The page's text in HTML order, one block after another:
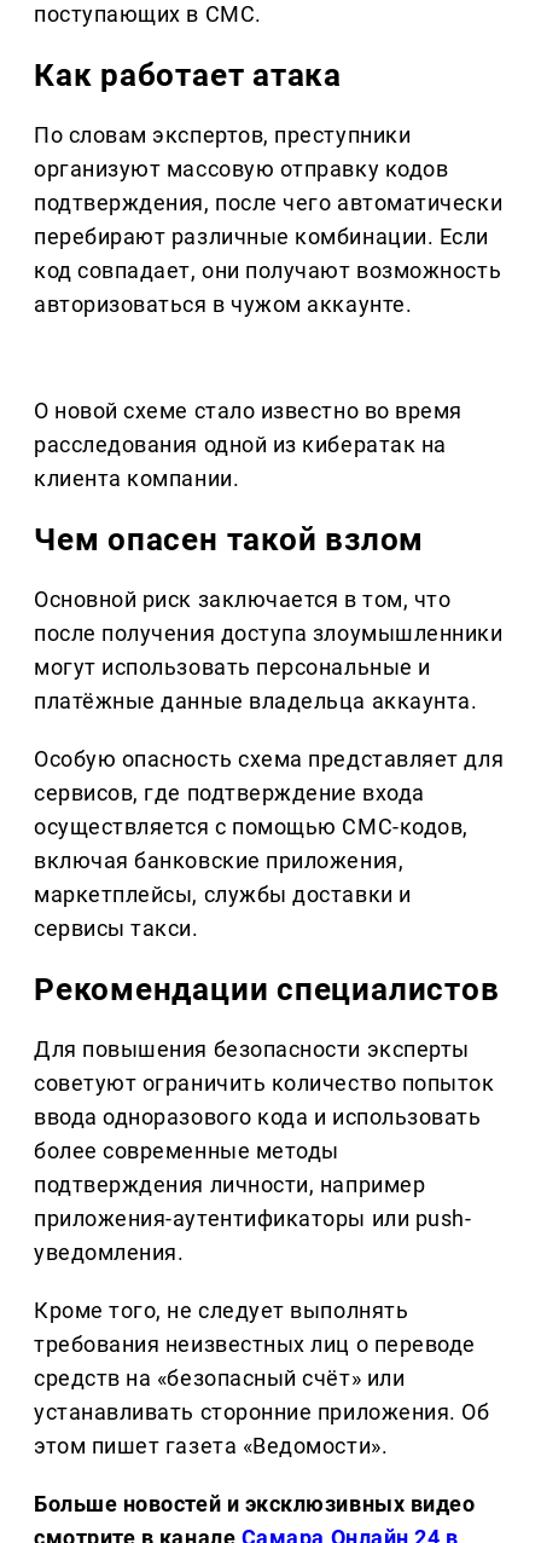
поступающих в СМС.
Как работает атака
По словам экспертов, преступники
организуют массовую отправку кодов
подтверждения, после чего автоматически
перебирают различные комбинации. Если
код совпадает, они получают возможность
авторизоваться в чужом аккаунте.
О новой схеме стало известно во время
расследования одной из кибератак на
клиента компании.
Чем опасен такой взлом
Основной риск заключается в том, что
после получения доступа злоумышленники
могут использовать персональные и
платёжные данные владельца аккаунта.
Особую опасность схема представляет для
сервисов, где подтверждение входа
осуществляется с помощью СМС-кодов,
включая банковские приложения,
маркетплейсы, службы доставки и
сервисы такси.
Рекомендации специалистов
Для повышения безопасности эксперты
советуют ограничить количество попыток
ввода одноразового кода и использовать
более современные методы
подтверждения личности, например
приложения-аутентификаторы или push-
уведомления.
Кроме того, не следует выполнять
требования неизвестных лиц о переводе
средств на «безопасный счёт» или
устанавливать сторонние приложения. Об
этом пишет газета «Ведомости».
Больше новостей и эксклюзивных видео